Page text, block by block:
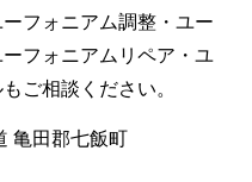
フォニアム調整・ユー
フォニアムリペア・ユ
ご相談ください。